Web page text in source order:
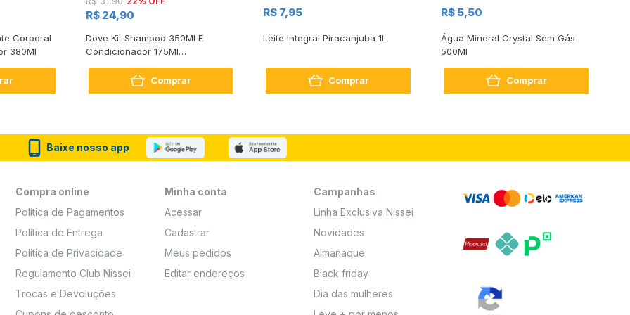
Corporal
380Ml
R$ 24,90
Dove Kit Shampoo 350Ml E
Condicionador 175Ml
Comprar
R$ 7,95
Leite Integral Piracanjuba 1L
Comprar
R$ 5,50
Água Mineral Crystal Sem Gás
500Ml
Comprar
Baixe nosso app
Compra online
Política de Pagamentos
Política de Entrega
Política de Privacidade
Regulamento Club Nissei
Trocas e Devoluções
Minha conta
Acessar
Cadastrar
Meus pedidos
Editar endereços
Campanhas
Linha Exclusiva Nissei
Novidades
Almanaque
Black friday
Dia das mulheres